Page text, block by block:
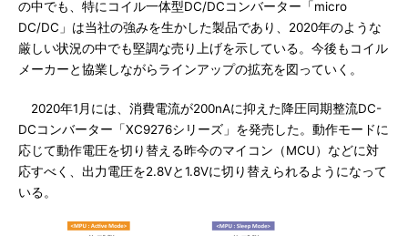
の中でも、特にコイル一体型DC/DCコンバーター「micro
DC/DC」は当社の強みを生かした製品であり、2020年のような
厳しい状況の中でも堅調な売り上げを示している。今後もコイル
メーカーと協業しながらラインアップの拡充を図っていく。
2020年1月には、消費電流が200nAに抑えた降圧同期整流DC-
DCコンバーター「XC9276シリーズ」を発売した。動作モードに
応じて動作電圧を切り替える昨今のマイコン（MCU）などに対
応すべく、出力電圧を2.8Vと1.8Vに切り替えられるようになって
いる。